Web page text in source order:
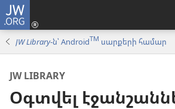
JW.ORG
JW Library-ն՝ AndroidTM սարքերի համար
JW LIBRARY
Օգտվել